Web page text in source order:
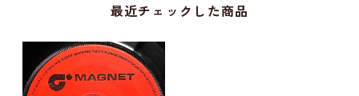
最近チェックした商品